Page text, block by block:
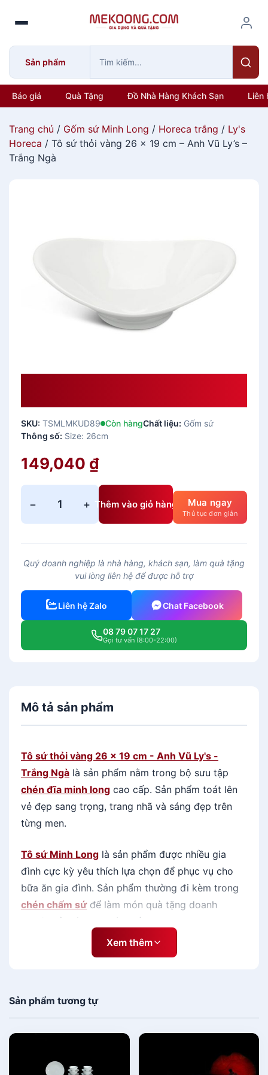
o
Sản phẩm
Báo giá Quà Tặng Đồ Nhà Hàng Khách Sạn Liên
Trang chủ / Gốm sứ Minh Long / Horeca trắng / Ly's
Horeca / Tô sứ thỏi vàng 26 x 19 cm – Anh Vũ Ly’s –
Trắng Ngà
SKU: TSMLMKUD89 Còn hàngChất liệu: Gốm sứ
Thông số: Size: 26cm
149,040 ₫
−
ô
ỏ
v
x
1
c
m
n
h
ũ
L
y
g
+ Thêm vào giỏ hàng Mua ngay
Thủ tục đơn giản
Quý doanh nghiệp là nhà hàng, khách sạn, làm quà tặng
vui lòng liên hệ để được hỗ trợ
Liên hệ Zalo Chat Facebook
08 79 07 17 27
Gọi tư vấn (8:00-22:00)
Mô tả sản phẩm
Tô sứ thỏi vàng 26 x 19 cm - Anh Vũ Ly's -
Trắng Ngà là sản phẩm nằm trong bộ sưu tập
chén đĩa minh long cao cấp. Sản phẩm toát lên
vẻ đẹp sang trọng, trang nhã và sáng đẹp trên
từng men.
Tô sứ Minh Long là sản phẩm được nhiều gia
đình cực kỳ yêu thích lựa chọn để phục vụ cho
bữa ăn gia đình. Sản phẩm thường đi kèm trong
chén chấm sứ để làm món quà tặng doanh
nghiệp đầy ý nghĩa và thiết thực.
Giới thiệu về Tô sứ thỏi vàng 26
Ngà
Tô sứ thỏi vàng 26 x 19 cm - Anh Vũ Ly's -
Trắng Ngà
là dòng sản phẩm gốm sứ mang tính
Xem thêm
Sản phẩm tương tự